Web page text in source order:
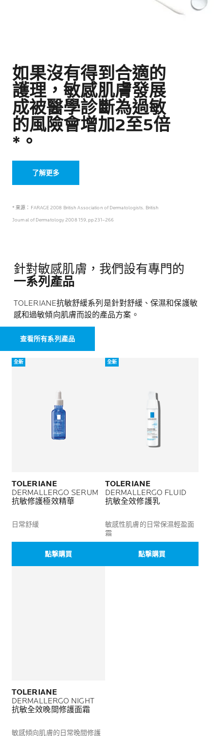
如果沒有得到合適的
護理，敏感肌膚發展
成被醫學診斷為過敏
的風險會增加2至5倍
*。
了解更多
* 來源：FARAGE 2008 British Association of Dermatologists. British
Journal of Dermatology 2008 159, pp231–266
針對敏感肌膚，我們設有專門的
一系列產品
TOLERIANE抗敏舒緩系列是針對舒緩、保濕和保護敏
感和過敏傾向肌膚而設的產品方案。
查看所有系列產品
全新
TOLERIANE
DERMALLERGO SERUM
抗敏修護極效精華
日常舒緩
點撃購買
全新
TOLERIANE
DERMALLERGO FLUID
抗敏全效修護乳
敏感性肌膚的日常保濕輕盈面
霜
點撃購買
TOLERIANE
DERMALLERGO NIGHT
抗敏全效晚間修護面霜
敏感傾向肌膚的日常晚間修護